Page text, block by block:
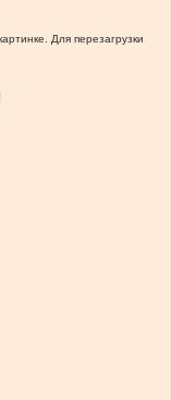
Для перезагрузки